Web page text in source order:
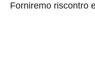
Forniremo riscontro